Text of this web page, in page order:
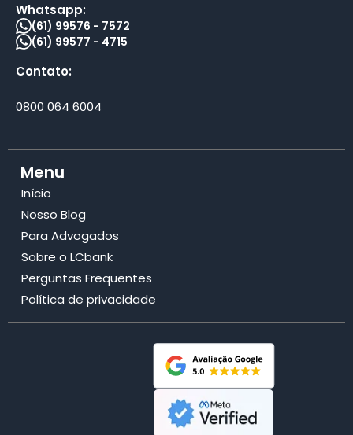
Whatsapp:
(61) 99576 - 7572
(61) 99577 - 4715
Contato:
0800 064 6004
Menu
Início
Nosso Blog
Para Advogados
Sobre o LCbank
Perguntas Frequentes
Política de privacidade